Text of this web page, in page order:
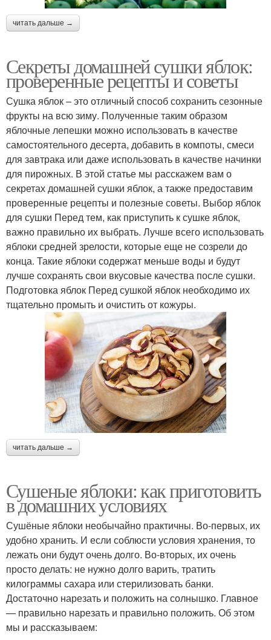
читать дальше →
Секреты домашней сушки яблок:
проверенные рецепты и советы
Сушка яблок – это отличный способ сохранить сезонные
фрукты на всю зиму. Полученные таким образом
яблочные лепешки можно использовать в качестве
самостоятельного десерта, добавить в компоты, смеси
для завтрака или даже использовать в качестве начинки
для пирожных. В этой статье мы расскажем вам о
секретах домашней сушки яблок, а также предоставим
проверенные рецепты и полезные советы. Выбор яблок
для сушки Перед тем, как приступить к сушке яблок,
важно правильно их выбрать. Лучше всего использовать
яблоки средней зрелости, которые еще не созрели до
конца. Такие яблоки содержат меньше воды и будут
лучше сохранять свои вкусовые качества после сушки.
Подготовка яблок Перед сушкой яблок необходимо их
тщательно промыть и очистить от кожуры.
читать дальше →
Сушеные яблоки: как приготовить
в домашних условиях
Сушёные яблоки необычайно практичны. Во-первых, их
удобно хранить. И если соблюсти условия хранения, то
лежать они будут очень долго. Во-вторых, их очень
просто делать: не нужно долго варить, тратить
килограммы сахара или стерилизовать банки.
Достаточно нарезать и положить на солнышко. Главное
— правильно нарезать и правильно положить. Об этом
мы и рассказываем: